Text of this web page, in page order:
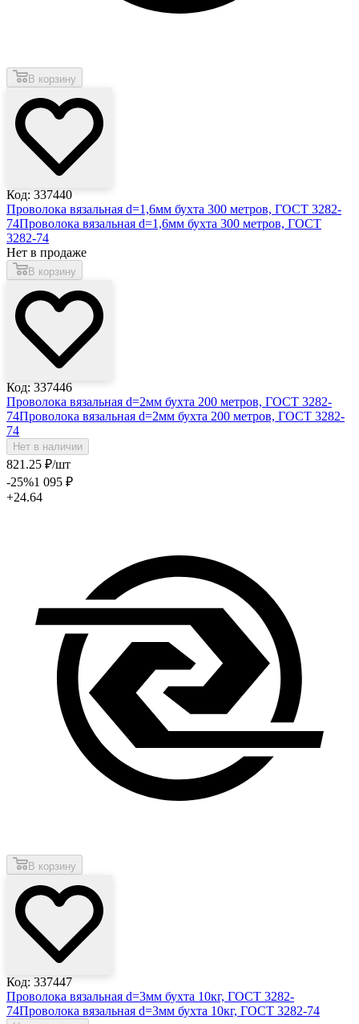
В корзину
Код: 337440
Проволока вязальная d=1,6мм бухта 300 метров, ГОСТ 3282-
74Проволока вязальная d=1,6мм бухта 300 метров, ГОСТ
3282-74
Нет в продаже
В корзину
Код: 337446
Проволока вязальная d=2мм бухта 200 метров, ГОСТ 3282-
74Проволока вязальная d=2мм бухта 200 метров, ГОСТ 3282-
74
Нет в наличии
821 .25 ₽/шт
-25%1 095 ₽
+24.64
В корзину
Код: 337447
Проволока вязальная d=3мм бухта 10кг, ГОСТ 3282-
74Проволока вязальная d=3мм бухта 10кг, ГОСТ 3282-74